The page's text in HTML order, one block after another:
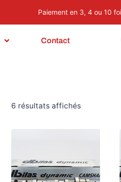
Paiement en 3, 4 ou 10
Contact
6 résultats affichés